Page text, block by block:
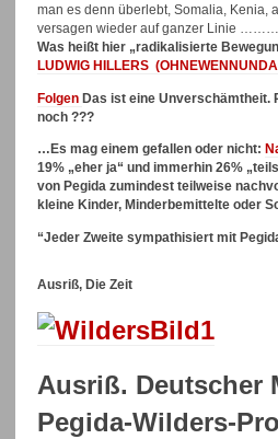
man es denn überlebt, Somalia, Kenia,
versagen wieder auf ganzer Linie ………
Was heißt hier „radikalisierte
LUDWIG HILLERS (
Folgen Das ist eine Unverschämtheit.
noch ???
…Es mag einem gefallen oder nicht:
19% „eher ja“ und immerhin 26%
von Pegida zumindest teilweise
kleine Kinder, Minderbemittelte oder
“Jeder Zweite sympathisiert mit
Ausriß, Die Zeit
Ausriß. Deutscher
Pegida-Wilders-